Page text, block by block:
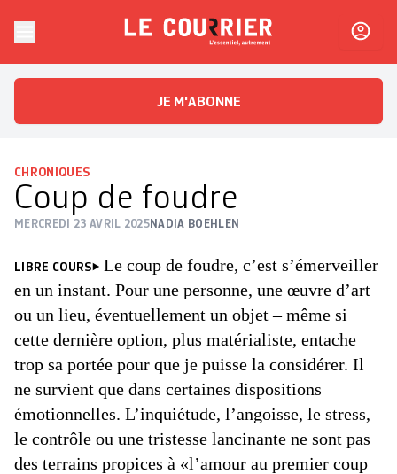
Le CourrierL'essentiel, autrement
JE M'ABONNE
CHRONIQUES
Coup de foudre
MERCREDI 23 AVRIL 2025NADIA BOEHLEN
LIBRE COURS
Le coup de foudre, c’est s’émerveiller
en un instant. Pour une personne, une œuvre d’art
ou un lieu, éventuellement un objet – même si
cette dernière option, plus matérialiste, entache
trop sa portée pour que je puisse la considérer. Il
ne survient que dans certaines dispositions
émotionnelles. L’inquiétude, l’angoisse, le stress,
le contrôle ou une tristesse lancinante ne sont pas
des terrains propices à «l’amour au premier coup